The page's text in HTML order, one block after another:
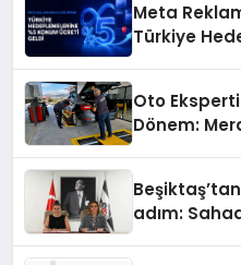
Meta
Türkiye
Oto
Dönem:
adım: